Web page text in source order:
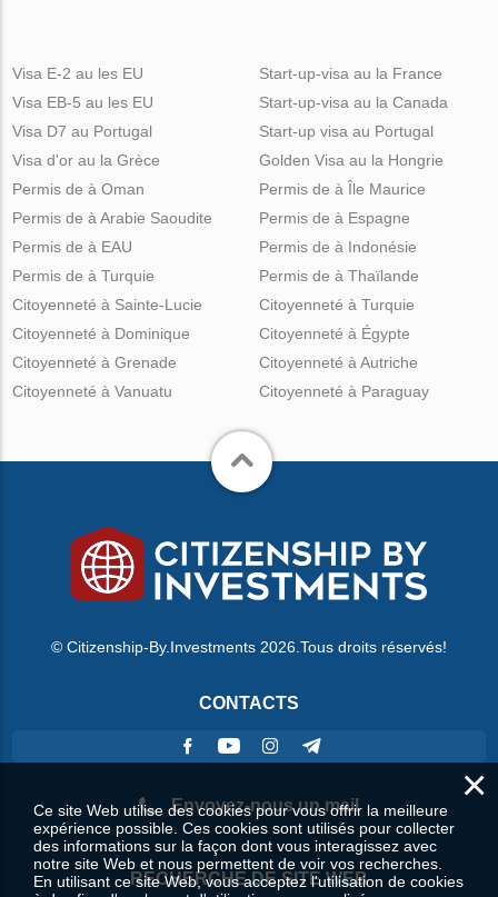
Visa E-2 au les EU
Visa EB-5 au les EU
Visa D7 au Portugal
Visa d'or au la Grèce
Start-up-visa au la France
Start-up-visa au la Canada
Start-up visa au Portugal
Golden Visa au la Hongrie
Permis de à Oman
Permis de à Arabie Saoudite
Permis de à EAU
Permis de à Turquie
Permis de à Île Maurice
Permis de à Espagne
Permis de à Indonésie
Permis de à Thaïlande
Citoyenneté à Sainte-Lucie
Citoyenneté à Dominique
Citoyenneté à Grenade
Citoyenneté à Vanuatu
Citoyenneté à Turquie
Citoyenneté à Égypte
Citoyenneté à Autriche
Citoyenneté à Paraguay
© Citizenship-By.Investments 2026.Tous droits réservés!
CONTACTS
Envoyez-nous un mail
RECHERCHE DE SITE WEB
×
Ce site Web utilise des cookies pour vous offrir la meilleure
expérience possible. Ces cookies sont utilisés pour collecter
des informations sur la façon dont vous interagissez avec
notre site Web et nous permettent de voir vos recherches.
En utilisant ce site Web, vous acceptez l'utilisation de cookies